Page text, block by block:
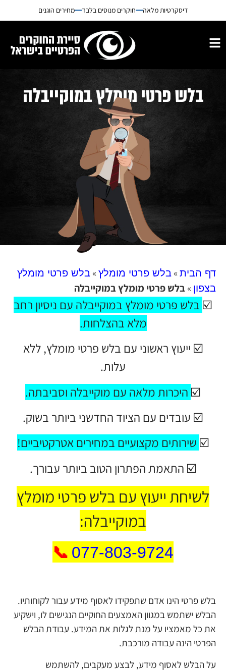
דיסקרטיות מלאה חוקרים מנוסים בלבד מחירים הוגנים
בלש פרטי מומלץ במוקייבלה
דף הבית » בלש פרטי מומלץ » בלש פרטי מומלץ
בצפון »בלש פרטי מומלץ במוקייבלה
☑️ בלש פרטי מומלץ במוקייבלה עם ניסיון רחב
מלא בהצלחות.
☑️ ייעוץ ראשוני עם בלש פרטי מומלץ, ללא
עלות.
☑️ היכרות מלאה עם מוקייבלה וסביבתה.
☑️ עובדים עם הציוד החדשני ביותר בשוק.
☑️ שירותים מקצועיים במחירים אטרקטיביים!
☑️ התאמת הפתרון הטוב ביותר עבורך.
לשיחת ייעוץ עם בלש פרטי מומלץ
במוקייבלה:
077-803-9724
📞
בלש פרטי הינו אדם שתפקידו לאסוף מידע עבור לקוחותיו.
הבלש ישתמש במגוון האמצעים החוקיים הנגישים לו, וישקיע
את כל מאמציו על מנת לגלות את המידע. עבודת הבלש
הפרטי הינה עבודה מורכבת.
על הבלש לאסוף מידע, לבצע מעקבים, להשתמש